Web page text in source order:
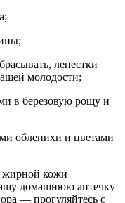
лепестки
молодости;
в березовую рощу и
облепихи и цветами
жирной кожи
домашнюю аптечку
— прогуляйтесь с